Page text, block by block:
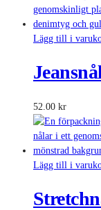
Lägg till i
52.00 kr
Lägg till i